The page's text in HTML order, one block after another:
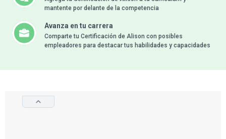
mantente por delante de la competencia
Avanza en tu carrera
Comparte tu Certificación de Alison con posibles
empleadores para destacar tus habilidades y capacidades